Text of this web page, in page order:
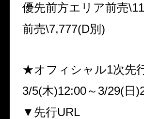
優先前方エリア前売
前売\7,777(D別 )
★オフィシャル1次先
3/5(木)12:00～ 3/29(日
▼ 先行URL